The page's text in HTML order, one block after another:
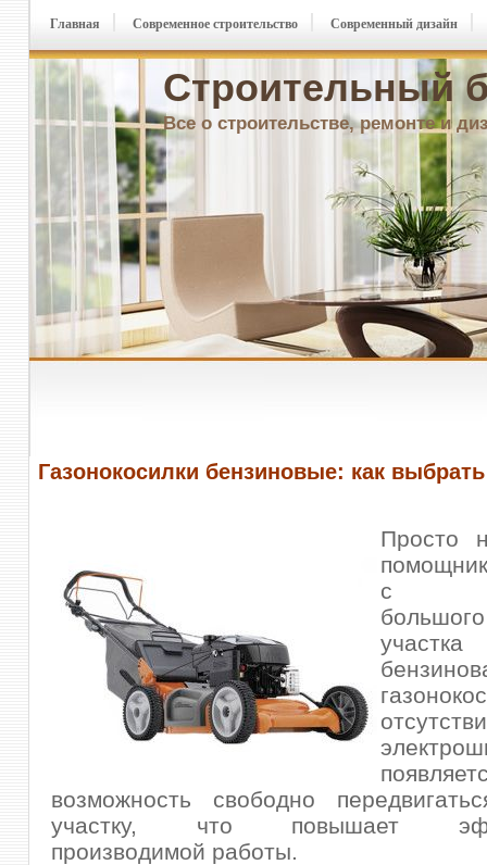
Строительный
Все о строительстве, ремонте и
Главная Современное строительство Современный дизайн
Газонокосилки бензиновые: как
Просто
с
возможность свободно
участку, что повышает
производимой работы.